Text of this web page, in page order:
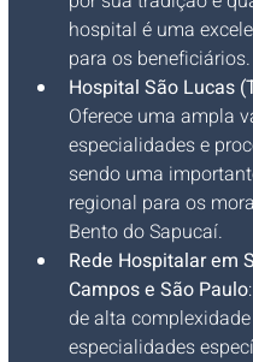
hospital é uma
para os beneficiários.
Hospital São Lucas
Oferece uma ampla
especialidades e
sendo uma
regional para os
Bento do Sapucaí.
Rede Hospitalar em
Campos e São Paulo
de alta
especialidades